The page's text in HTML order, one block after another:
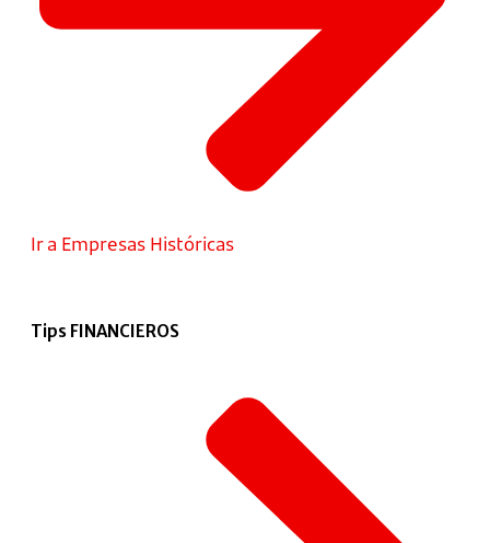
Ir a Empresas Históricas
Tips FINANCIEROS